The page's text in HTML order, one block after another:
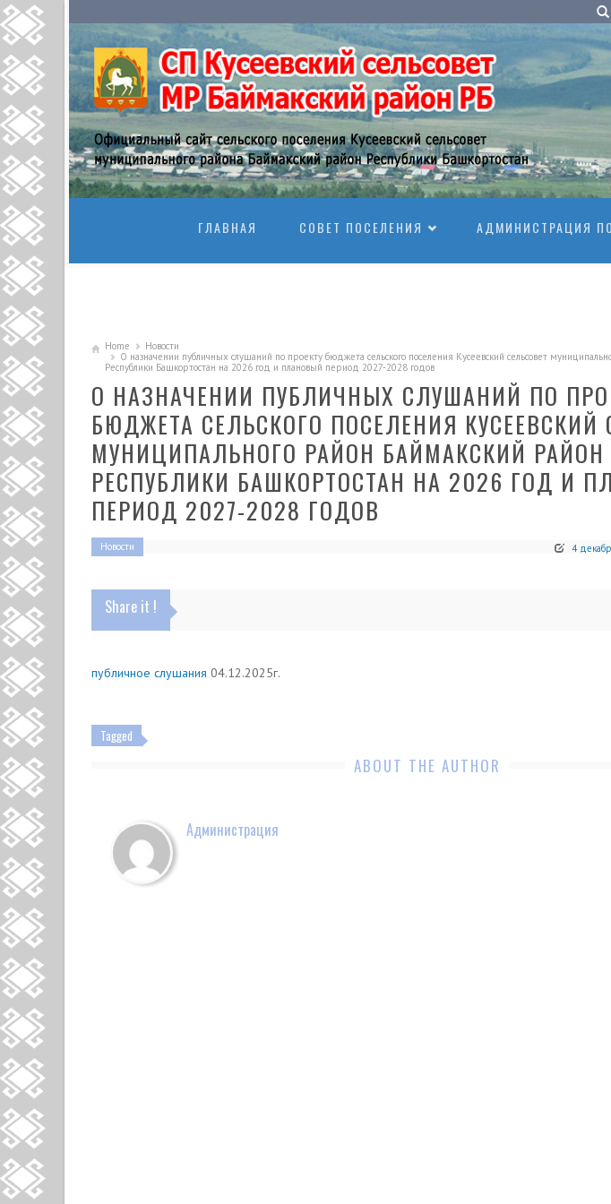
ГЛАВНАЯ
СОВЕТ ПОСЕЛЕНИЯ АДМИНИСТРАЦИЯ
Home
Новости
О назначении публичных слушаний по проекту бюджета сельского поселения Кусеевский сельсовет
Республики Башкортостан на 2026 год и плановый период 2027-2028 годов
О НАЗНАЧЕНИИ ПУБЛИЧНЫХ СЛУШАНИЙ ПО
БЮДЖЕТА СЕЛЬСКОГО ПОСЕЛЕНИЯ КУСЕЕВСКИЙ
МУНИЦИПАЛЬНОГО РАЙОН БАЙМАКСКИЙ РАЙОН
РЕСПУБЛИКИ БАШКОРТОСТАН НА 2026 ГОД И
ПЕРИОД 2027-2028 ГОДОВ
Новости 4
Share it !
публичное слушания 04.12.2025г.
Tagged
ABOUT THE AUTHOR
Администрация